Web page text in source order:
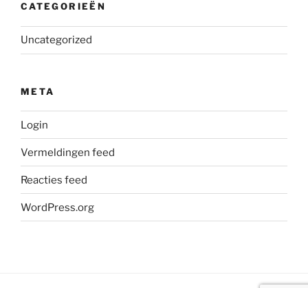
CATEGORIEËN
Uncategorized
META
Login
Vermeldingen feed
Reacties feed
WordPress.org